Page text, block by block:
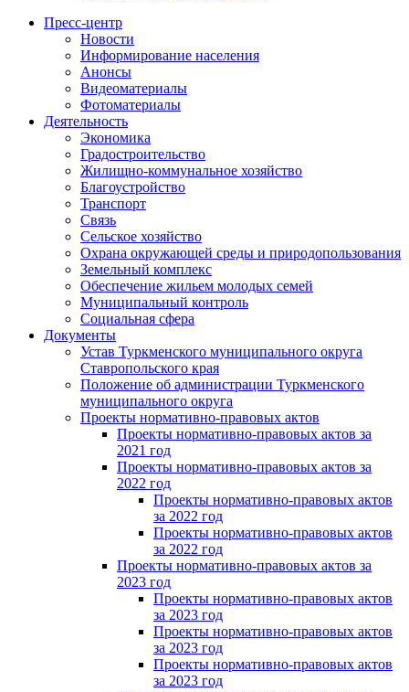
Пресс-центр
Новости
Информирование населения
Анонсы
Видеоматериалы
Фотоматериалы
Деятельность
Экономика
Градостроительство
Жилищно-коммунальное хозяйство
Благоустройство
Транспорт
Связь
Сельское хозяйство
Охрана окружающей среды и природопользования
Земельный комплекс
Обеспечение жильем молодых семей
Муниципальный контроль
Социальная сфера
Документы
Устав Туркменского муниципального округа
Ставропольского края
Положение об администрации Туркменского
муниципального округа
Проекты нормативно-правовых актов
Проекты нормативно-правовых актов за
2021 год
Проекты нормативно-правовых актов за
2022 год
Проекты нормативно-правовых актов
за 2022 год
Проекты нормативно-правовых актов
за 2022 год
Проекты нормативно-правовых актов за
2023 год
Проекты нормативно-правовых актов
за 2023 год
Проекты нормативно-правовых актов
за 2023 год
Проекты нормативно-правовых актов
за 2023 год